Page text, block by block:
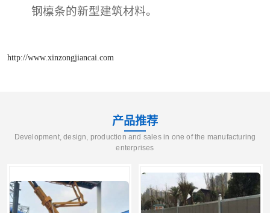
钢檩条的新型建筑材料。
http://www.xinzongjiancai.com
产品推荐
Development, design, production and sales in one of the manufacturing
enterprises